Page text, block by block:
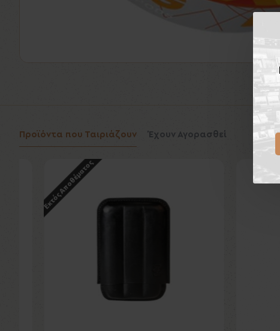
Προϊόντα που Ταιριάζουν Έχουν Αγορασθεί
Εκτός Αποθέματος